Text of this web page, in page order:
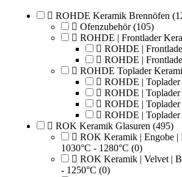
ROHDE Keramik Brennöfen
Ofenzubehör (105)
ROHDE | Frontlader
ROHDE |
ROHDE |
ROHDE Toplader
ROHDE | Toplader
ROHDE |
ROHDE |
ROHDE | Toplader
ROK Keramik Glasuren (495)
ROK Keramik | Engobe |
1030°C - 1280°C (0)
ROK Keramik | Velvet |
- 1250°C (0)